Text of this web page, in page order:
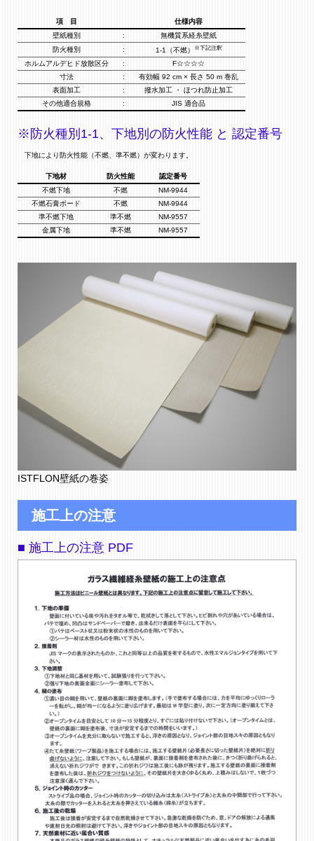
項 目
仕様内容
壁紙種別
:
無機質系経糸壁紙
防火種別
: 1-1（不燃） ※下記注釈
ホルムアルデヒド放散区分 :
F☆☆☆☆
寸法
:
有効幅 92 cm × 長さ 50 m 巻乱
表面加工
:
撥水加工 ・ ほつれ防止加工
その他適合規格
: JIS 適合品
※防火種別1-1、下地別の防火性能 と 認定番号
下地により防火性能（不燃、準不燃）が変わります。
下地材 防火性能
認定番号
不燃下地
不燃
NM-9944
不燃石膏ボード
不燃
NM-9944
準不燃下地
準不燃
NM-9557
金属下地
準不燃 NM-9557
ISTFLON壁紙の巻姿
施工上の注意
■ 施工上の注意 PDF